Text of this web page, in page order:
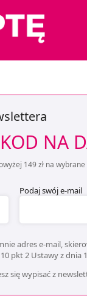
NA
149 zł na
Podaj swój e-mail
adres e-mail,
pkt 2 Ustawy z dnia
się wypisać z